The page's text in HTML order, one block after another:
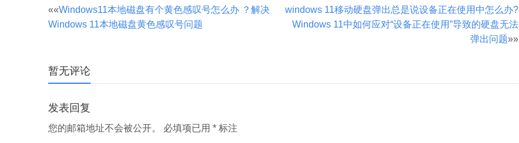
文
分
页
««Windows11本地磁盘有个黄色感叹号怎么办 ？解决
Windows 11本地磁盘黄色感叹号问题
windows 11移动硬盘弹出总是说设备正在使用中怎么办?
Windows 11中如何应对“设备正在使用”导致的硬盘无法
弹出问题»»
暂无评论
发表回复
您的邮箱地址不会被公开。 必填项已用 * 标注